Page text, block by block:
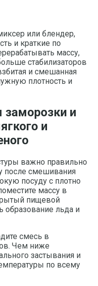
или блендер,
и краткие по
массу,
стабилизаторов
и смешанная
плотность и
и
и
важно правильно
после смешивания
посуду с плотно
массу в
пищевой
образование льда и
смесь в
Чем ниже
застывания и
по всему